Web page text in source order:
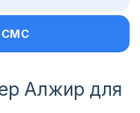
СМС
Алжир для